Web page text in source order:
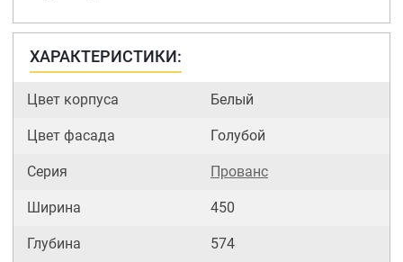
ХАРАКТЕРИСТИКИ:
Цвет корпуса Белый
Цвет фасада Голубой
Серия Прованс
Ширина 450
Глубина 574